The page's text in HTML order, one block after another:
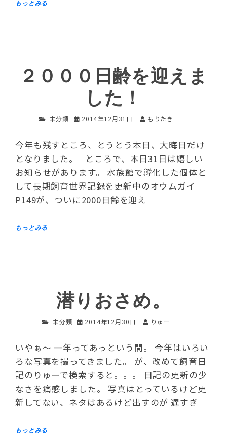
２０００日齢を迎えま
した！
未分類 2014年12月31日 もりたき
今年も残すところ、とうとう本日、大晦日だけ
となりました。 ところで、本日31日は嬉しい
お知らせがあります。 水族館で孵化した個体と
して長期飼育世界記録を更新中のオウムガイ
P149が、ついに2000日齢を迎え
潜りおさめ。
未分類 2014年12月30日 りゅー
いやぁ～ 一年ってあっという間。 今年はいろい
ろな写真を撮ってきました。 が、改めて飼育日
記のりゅーで検索すると。。。 日記の更新の少
なさを痛感しました。 写真はとっているけど更
新してない、ネタはあるけど出すのが 遅すぎ